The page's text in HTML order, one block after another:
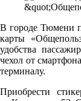
В городе Тюмени
карты
удобства
чехол от
терминалу.
Приобрести